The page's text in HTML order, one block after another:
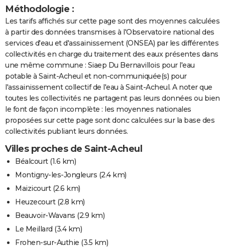
Méthodologie :
Les tarifs affichés sur cette page sont des moyennes calculées
à partir des données transmises à l'Observatoire national des
services d'eau et d'assainissement (ONSEA) par les différentes
collectivités en charge du traitement des eaux présentes dans
une même commune : Siaep Du Bernavillois pour l'eau
potable à Saint-Acheul et non-communiquée(s) pour
l'assainissement collectif de l'eau à Saint-Acheul. A noter que
toutes les collectivités ne partagent pas leurs données ou bien
le font de façon incomplète : les moyennes nationales
proposées sur cette page sont donc calculées sur la base des
collectivités publiant leurs données.
Villes proches de Saint-Acheul
Béalcourt(1.6 km)
Montigny-les-Jongleurs (2.4 km)
Maizicourt(2.6 km)
Heuzecourt(2.8 km)
Beauvoir-Wavans (2.9 km)
Le Meillard (3.4 km)
Frohen-sur-Authie (3.5 km)